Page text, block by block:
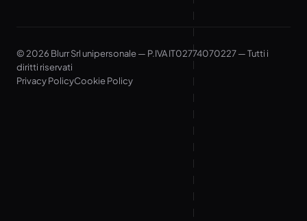
© 2026 Blurr Srl unipersonale — P.IVA IT02774070227 — Tutti i
diritti riservati
Privacy PolicyCookie Policy